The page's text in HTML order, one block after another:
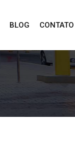
BLOG CONTATO